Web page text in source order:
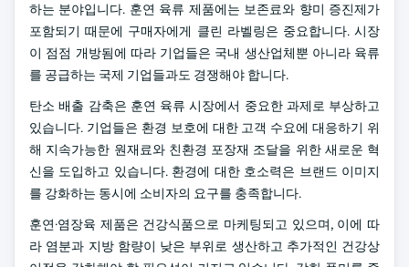
하는 분야입니다. 훈연 육류 제품에는 보존료와 향미 증진제가
포함되기 때문에 구매자에게 클린 라벨링은 중요합니다. 시장
이 점점 개방됨에 따라 기업들은 국내 생산업체뿐 아니라 육류
를 공급하는 국제 기업들과도 경쟁해야 합니다.
탄소 배출 감축은 훈연 육류 시장에서 중요한 과제로 부상하고
있습니다. 기업들은 환경 보호에 대한 고객 수요에 대응하기 위
해 지속가능한 원재료와 친환경 포장재 조달을 위한 새로운 혁
신을 도입하고 있습니다. 환경에 대한 호소력은 브랜드 이미지
를 강화하는 동시에 소비자의 요구를 충족합니다.
훈연·염장육 제품은 건강식품으로 마케팅되고 있으며, 이에 따
라 염분과 지방 함량이 낮은 부위로 생산하고 추가적인 건강상